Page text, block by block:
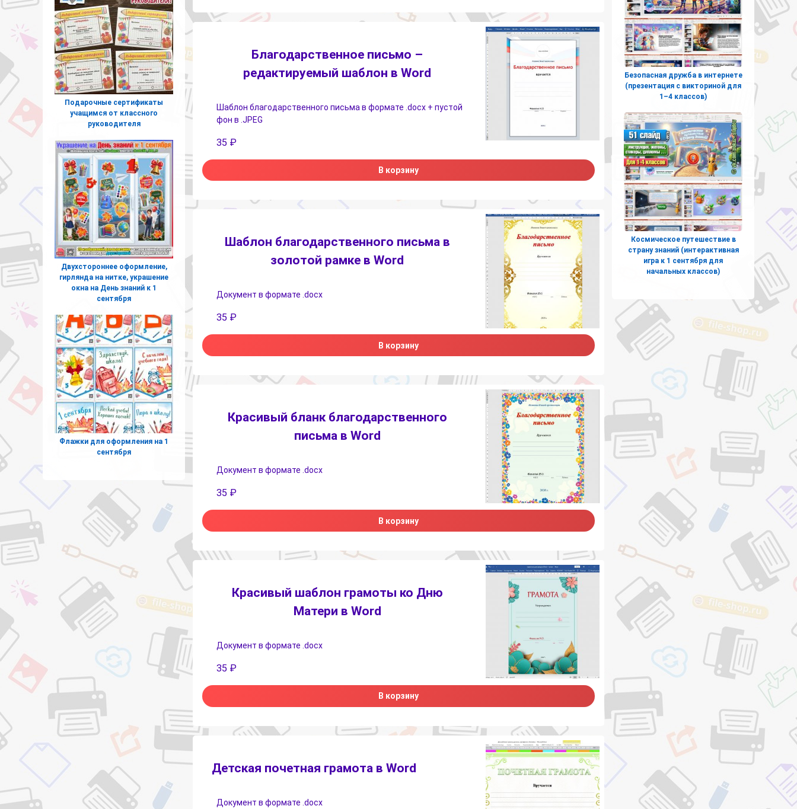
Благодарственное письмо –
редактируемый шаблон в Word
Шаблон благодарственного письма в формате .docx + пустой
фон в .JPEG
35 ₽
В корзину
Шаблон благодарственного письма в
золотой рамке в Word
Документ в формате .docx
35 ₽
В корзину
Красивый бланк благодарственного
письма в Word
Документ в формате .docx
35 ₽
В корзину
Красивый шаблон грамоты ко Дню
Матери в Word
Документ в формате .docx
35 ₽
В корзину
Детская почетная грамота в Word
Документ в формате .docx
Подарочные сертификаты
учащимся от классного
руководителя
Двухстороннее оформление,
гирлянда на нитке, украшение
окна на День знаний к 1
сентября
Флажки для оформления на 1
сентября
Безопасная дружба в интернете
(презентация с викториной для
1–4 классов)
Космическое путешествие в
страну знаний (интерактивная
игра к 1 сентября для
начальных классов)